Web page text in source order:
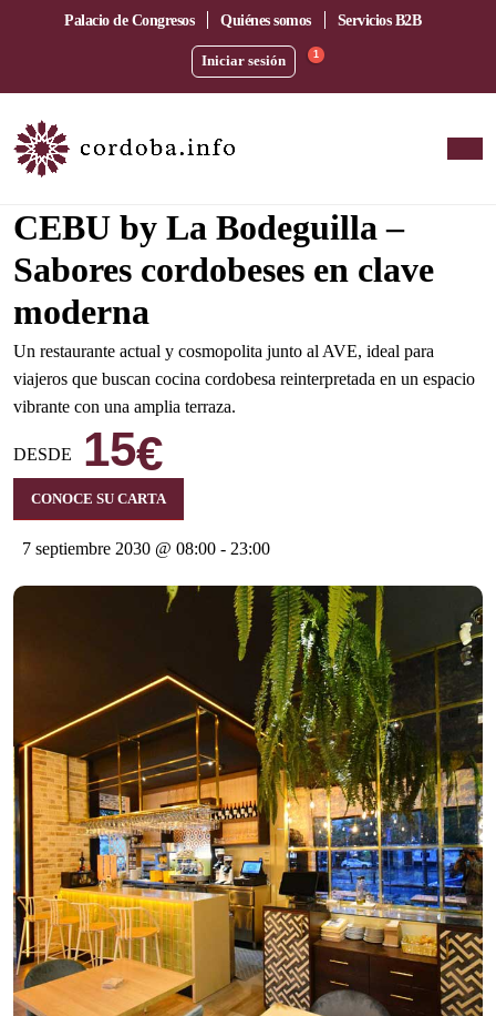
Palacio de Congresos Quiénes somos Servicios B2B
Iniciar sesión 1
CEBU by La Bodeguilla –
Sabores cordobeses en clave
moderna
Un restaurante actual y cosmopolita junto al AVE, ideal para
viajeros que buscan cocina cordobesa reinterpretada en un espacio
vibrante con una amplia terraza.
DESDE 15€
CONOCE SU CARTA
7 septiembre 2030 @ 08:00 - 23:00